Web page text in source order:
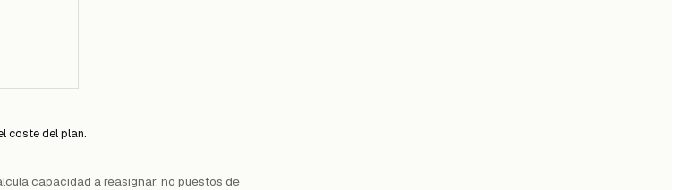
coste del plan.
capacidad a reasignar, no puestos de